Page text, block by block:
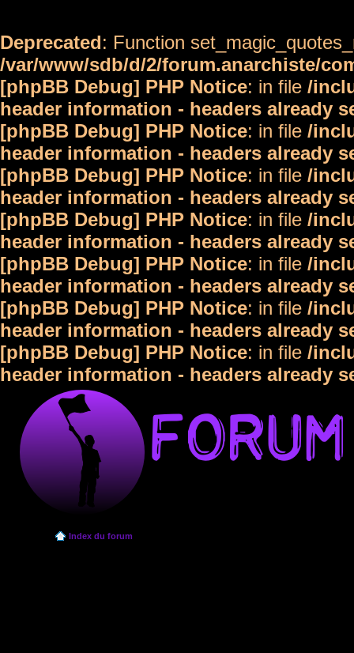
Deprecated: Function
/var/www/sdb/d/2/forum.anarchiste/
[phpBB Debug] PHP Notice: in file /
header information - headers already
[phpBB Debug] PHP Notice: in file /
header information - headers already
[phpBB Debug] PHP Notice: in file /
header information - headers already
[phpBB Debug] PHP Notice: in file /
header information - headers already
[phpBB Debug] PHP Notice: in file /
header information - headers already
[phpBB Debug] PHP Notice: in file /
header information - headers already
[phpBB Debug] PHP Notice: in file /
header information - headers already
Index du forum